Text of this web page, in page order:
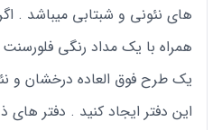
های نئونی و شبتابی میباشد .
همراه با یک مداد رنگی فلورسنت
یک طرح فوق العاده درخشان و